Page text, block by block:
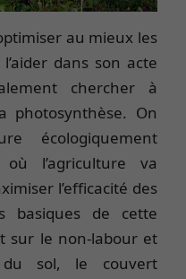
au mieux les
dans son acte
chercher à
photosynthèse. On
écologiquement
l’agriculture va
l’efficacité des
basiques de cette
sur le non-labour et
sol, le couvert